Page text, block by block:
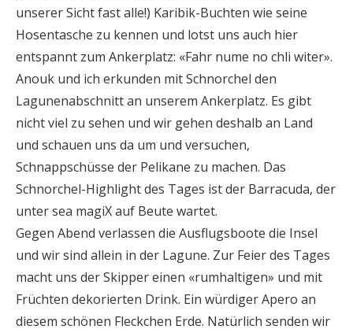
unserer Sicht fast alle!) Karibik-Buchten wie seine
Hosentasche zu kennen und lotst uns auch hier
entspannt zum Ankerplatz: «Fahr nume no chli witer».
Anouk und ich erkunden mit Schnorchel den
Lagunenabschnitt an unserem Ankerplatz. Es gibt
nicht viel zu sehen und wir gehen deshalb an Land
und schauen uns da um und versuchen,
Schnappschüsse der Pelikane zu machen. Das
Schnorchel-Highlight des Tages ist der Barracuda, der
unter sea magiX auf Beute wartet.
Gegen Abend verlassen die Ausflugsboote die Insel
und wir sind allein in der Lagune. Zur Feier des Tages
macht uns der Skipper einen «rumhaltigen» und mit
Früchten dekorierten Drink. Ein würdiger Apero an
diesem schönen Fleckchen Erde. Natürlich senden wir